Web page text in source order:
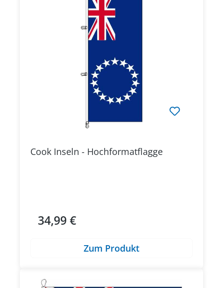
Cook Inseln - Hochformatflagge
Regulärer Preis:
34,99 €
Zum Produkt